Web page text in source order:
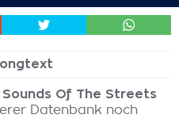
Sounds Of The Streets
Datenbank noch